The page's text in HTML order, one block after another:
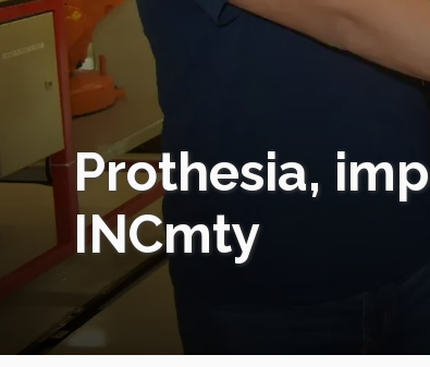
Prothesia,
INCmty